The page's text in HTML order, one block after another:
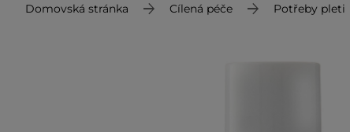
Domovská stránka Cílená péče Potřeby pleti